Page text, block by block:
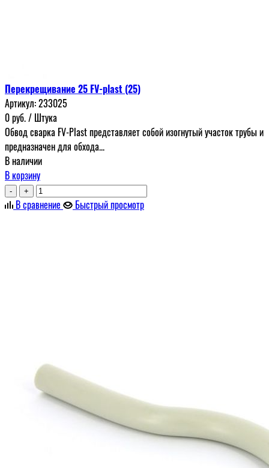
Перекрещивание 25 FV-plast (25)
Артикул:233025
0руб./ Штука
Обвод сварка FV-Plast представляет собой изогнутый участок трубы и
предназначен для обхода...
В наличии
В корзину
- +
В сравнение Быстрый просмотр